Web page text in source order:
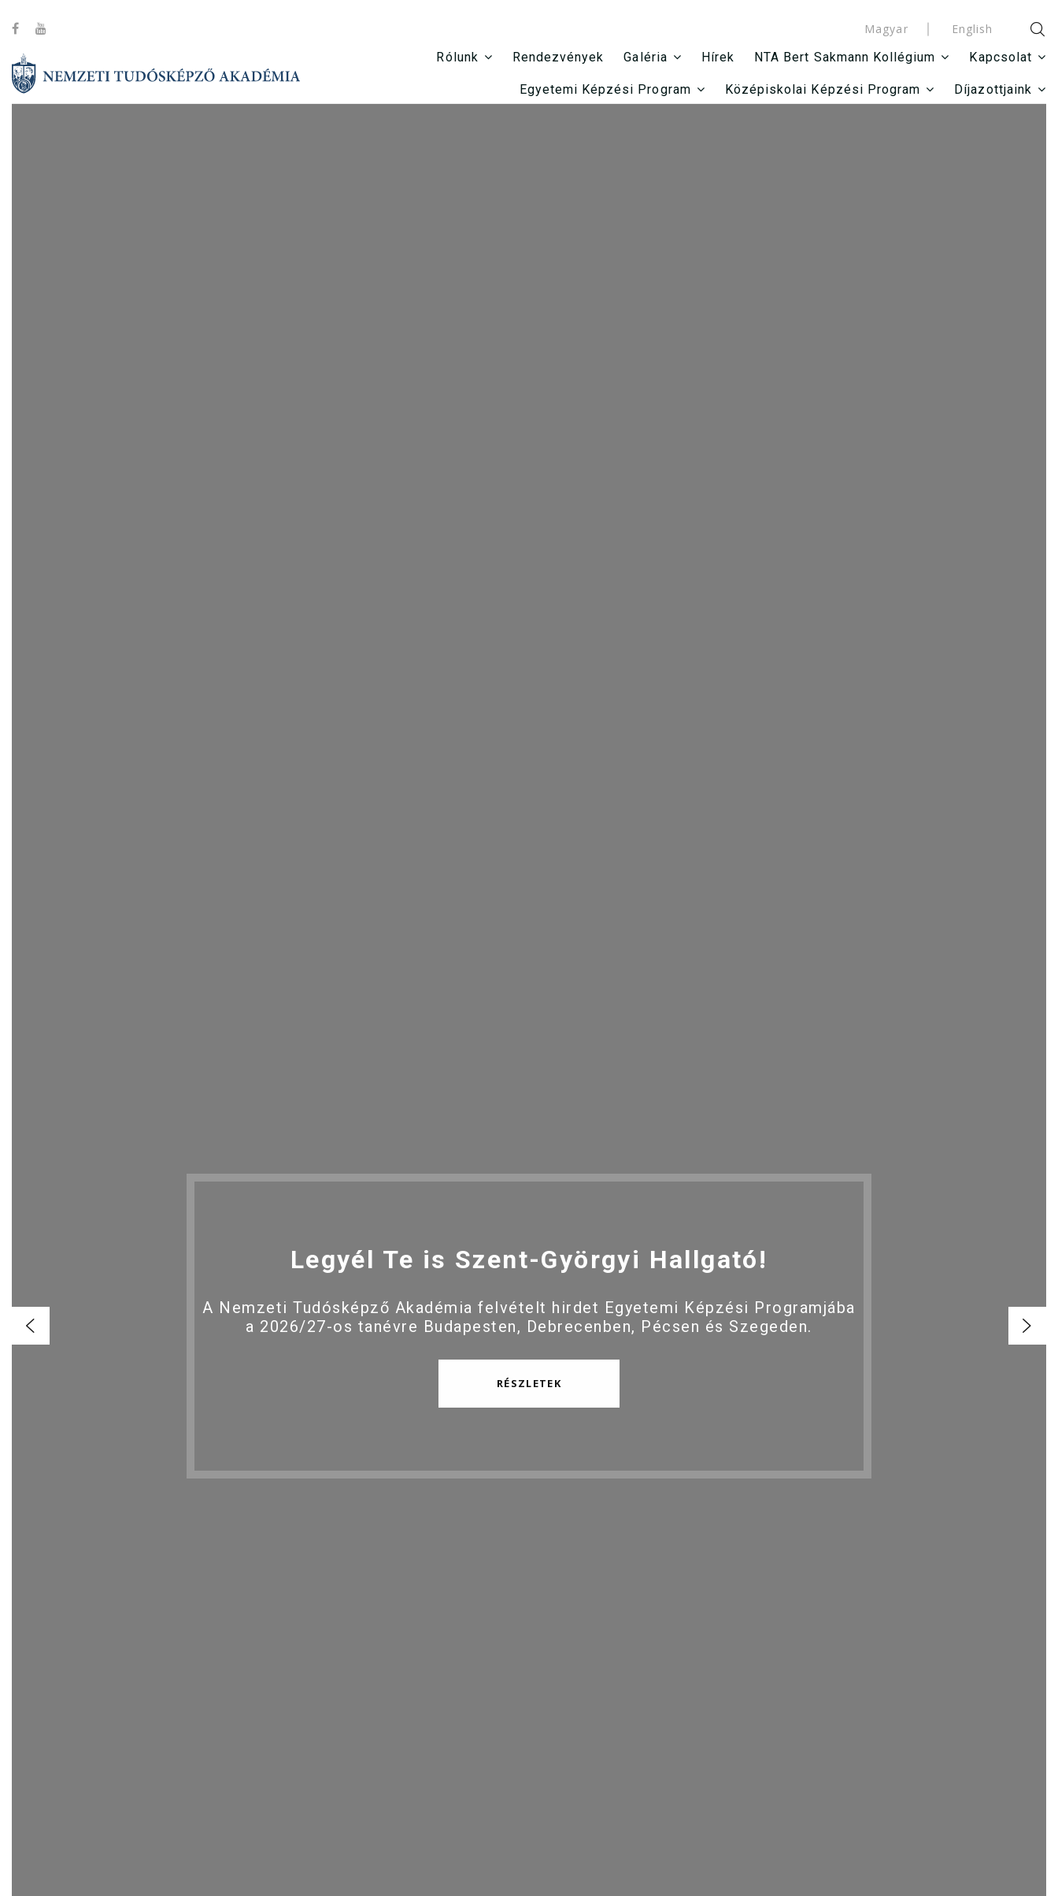
Magyar
English
Rólunk
Rendezvények Galéria Hírek NTA Bert Sakmann Kollégium Kapcsolat
Egyetemi Képzési Program Középiskolai Képzési Program Díjazottjaink
Legyél Te is Szent-Györgyi Hallgató!
A Nemzeti Tudósképző Akadémia felvételt hirdet Egyetemi Képzési Programjába
a 2026/27-os tanévre Budapesten, Debrecenben, Pécsen és Szegeden.
RÉSZLETEK